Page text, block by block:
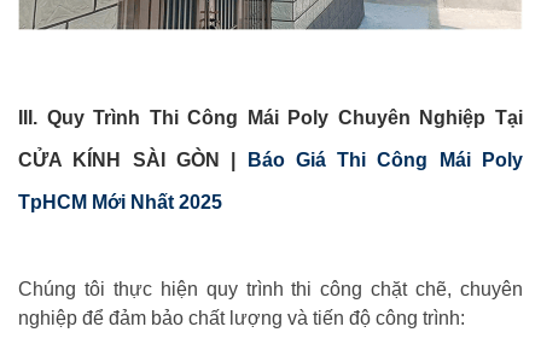
III. Quy Trình Thi Công Mái Poly Chuyên Nghiệp Tại
CỬA KÍNH SÀI GÒN | Báo Giá Thi Công Mái Poly
TpHCM Mới Nhất 2025
Chúng tôi thực hiện quy trình thi công chặt chẽ, chuyên
nghiệp để đảm bảo chất lượng và tiến độ công trình: